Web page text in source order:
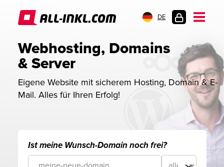
DE
Webhosting, Domains
& Server
Eigene Website mit sicherem Hosting, Domain & E-
Mail. Alles für Ihren Erfolg!
Ist meine Wunsch-Domain noch frei?